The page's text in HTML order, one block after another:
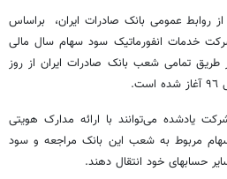
روابط عمومی بانک صادرات ایران، ‌ براساس
خدمات انفورماتیک سود سهام سال مالی
به پایان اسفند ماه ١٣٩٥ از طریق تمامی شعب بانک صادرات ایران از روز
یادشده می‌توانند با ارائه مدارک هویتی
سهام مربوط به شعب این بانک مراجعه و سود
حسابهای خود انتقال دهند.